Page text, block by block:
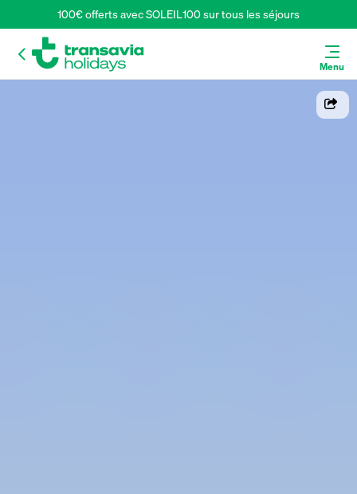
100€ offerts avec SOLEIL100 sur tous les séjours
Menu